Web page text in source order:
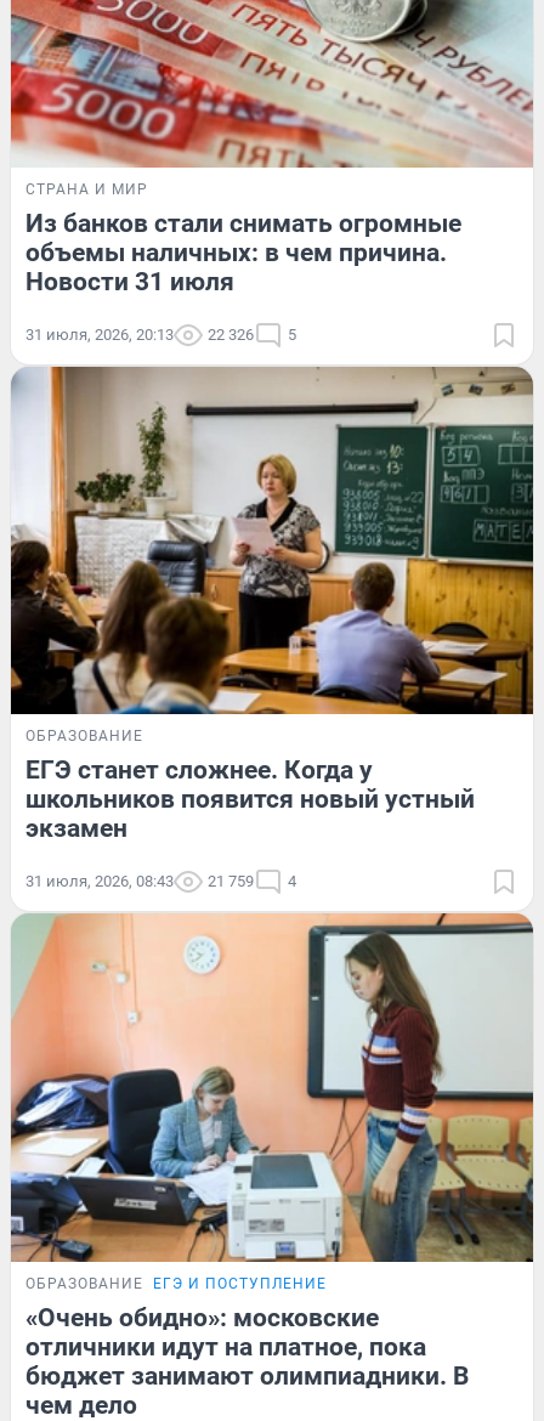
СТРАНА И МИР
Из банков стали снимать огромные
объемы наличных: в чем причина.
Новости 31 июля
31 июля, 2026, 20:13 22 326 5
ОБРАЗОВАНИЕ
ЕГЭ станет сложнее. Когда у
школьников появится новый устный
экзамен
31 июля, 2026, 08:43 21 759 4
ОБРАЗОВАНИЕ ЕГЭ И ПОСТУПЛЕНИЕ
«Очень обидно»: московские
отличники идут на платное, пока
бюджет занимают олимпиадники. В
чем дело